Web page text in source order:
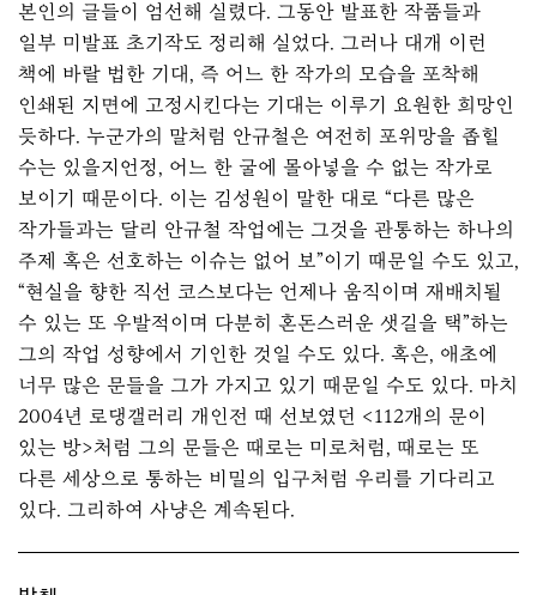
본인의 글들이 엄선해 실렸다. 그동안 발표한 작품들과
일부 미발표 초기작도 정리해 실었다. 그러나 대개 이런
책에 바랄 법한 기대, 즉 어느 한 작가의 모습을 포착해
인쇄된 지면에 고정시킨다는 기대는 이루기 요원한 희망인
듯하다. 누군가의 말처럼 안규철은 여전히 포위망을 좁힐
수는 있을지언정, 어느 한 굴에 몰아넣을 수 없는 작가로
보이기 때문이다. 이는 김성원이 말한 대로 “다른 많은
작가들과는 달리 안규철 작업에는 그것을 관통하는 하나의
주제 혹은 선호하는 이슈는 없어 보”이기 때문일 수도 있고,
“현실을 향한 직선 코스보다는 언제나 움직이며 재배치될
수 있는 또 우발적이며 다분히 혼돈스러운 샛길을 택”하는
그의 작업 성향에서 기인한 것일 수도 있다. 혹은, 애초에
너무 많은 문들을 그가 가지고 있기 때문일 수도 있다. 마치
2004년 로댕갤러리 개인전 때 선보였던 <112개의 문이
있는 방>처럼 그의 문들은 때로는 미로처럼, 때로는 또
다른 세상으로 통하는 비밀의 입구처럼 우리를 기다리고
있다. 그리하여 사냥은 계속된다.